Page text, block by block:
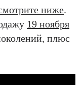
ниже.
19 ноября
плюс